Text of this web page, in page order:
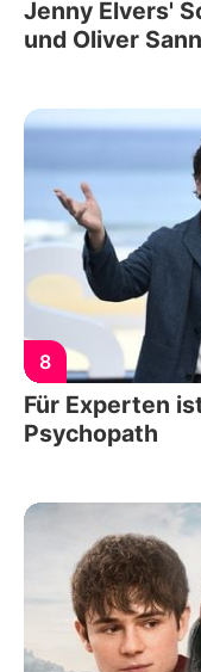
Jenny Elvers'
und Oliver
8
Für Experten
Psychopath